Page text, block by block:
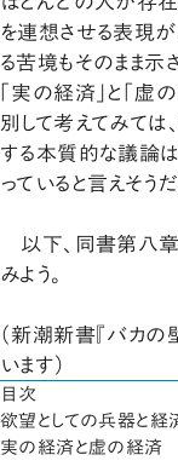
を連想させる表現
る苦境もそのまま示
「実の経済」と「虚
別して考えてみては
する本質的な議論
っていると言えそうだ
以下、同書第八章
みよう。
（新潮新書『バカの
います）
目次
欲望としての兵器と経
実の経済と虚の経済